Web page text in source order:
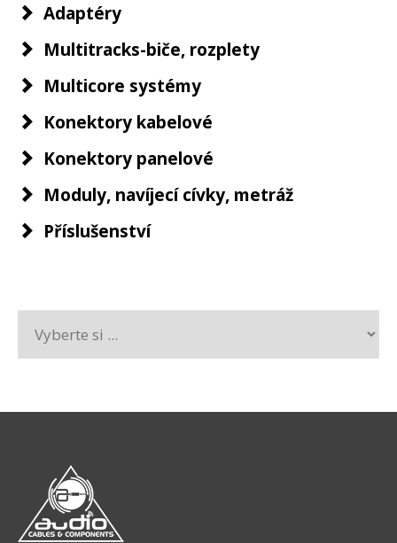
Adaptéry
Multitracks-biče, rozplety
Multicore systémy
Konektory kabelové
Konektory panelové
Moduly, navíjecí cívky, metráž
Příslušenství